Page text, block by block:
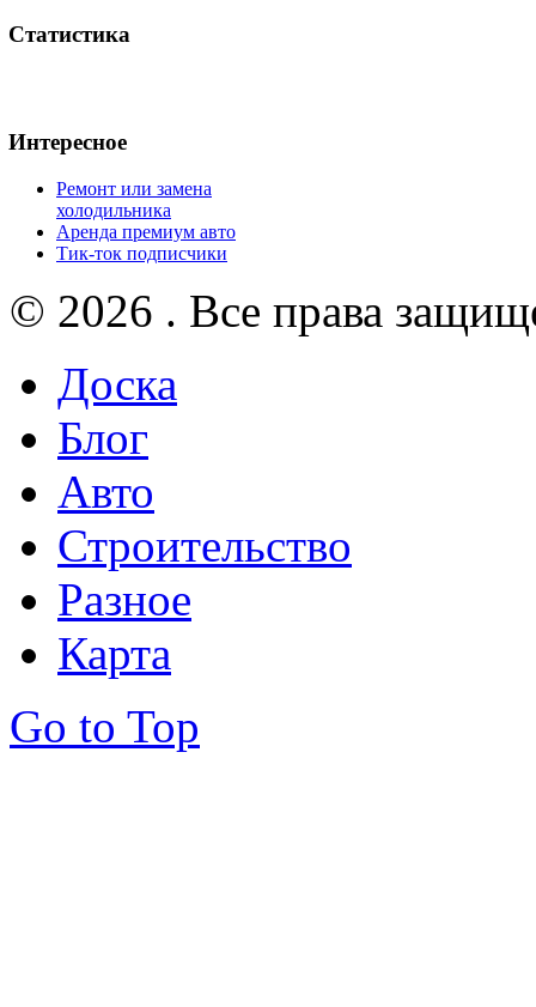
Статистика
Интересное
Ремонт или замена
холодильника
Аренда премиум авто
Тик-ток подписчики
© 2026 . Все права
Доска
Блог
Авто
Строительство
Разное
Карта
Go to Top